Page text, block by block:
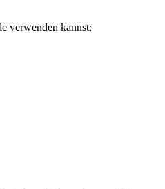
verwenden kannst: